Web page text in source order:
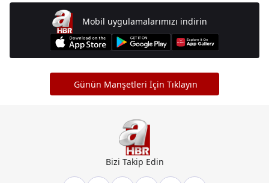
Mobil uygulamalarımızı indirin
Günün Manşetleri İçin Tıklayın
Bizi Takip Edin